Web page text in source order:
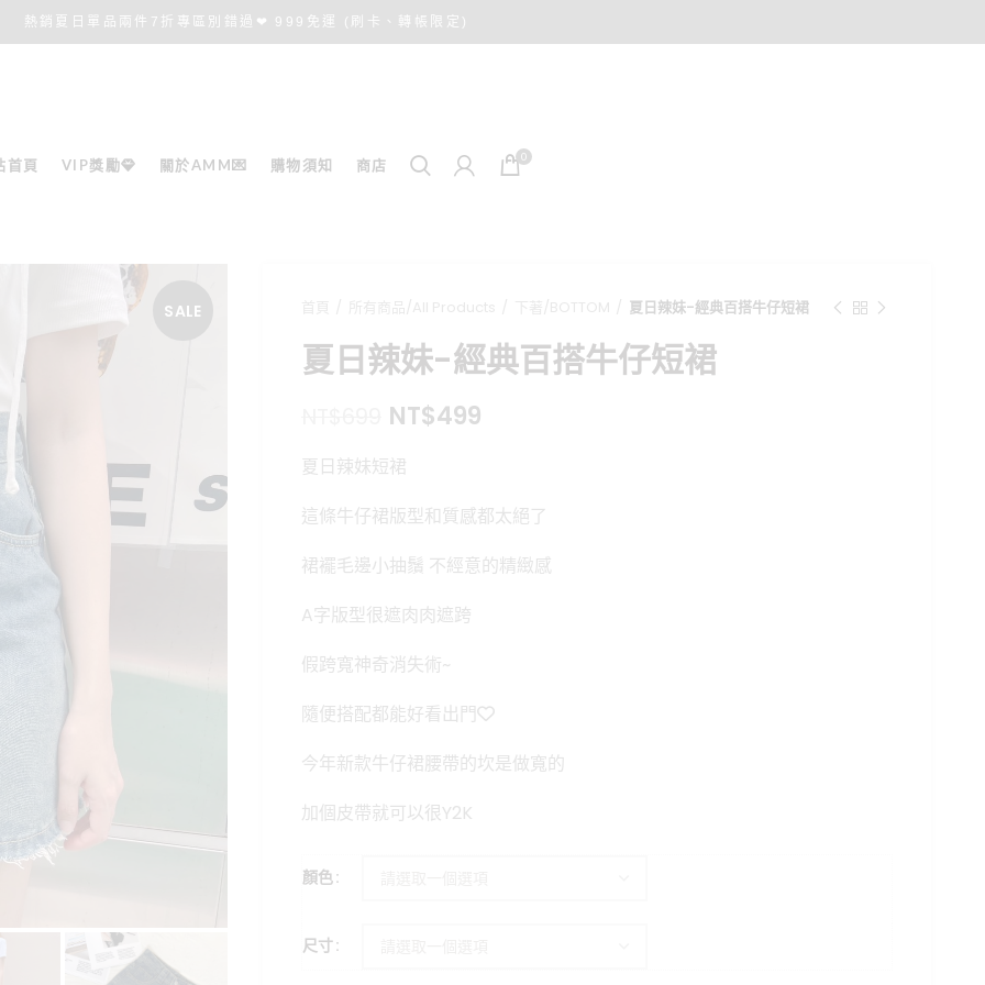
熱銷夏日單品兩件7折專區別錯過❤ 999免運 (刷卡、轉帳限定)
首頁 VIP獎勵💎 關於AMM💌 購物須知 商店 0
SALE 夏日辣妹-經典百搭牛仔短裙
夏日辣妹-經典百搭牛仔短裙
原
價
格：
NT$699。
NT$499目
格：
NT$499。
夏日辣妹短裙
這條牛仔裙版型和質感都太絕了
裙襬毛邊小抽鬚 不經意的精緻感
A字版型很遮肉肉遮跨
假跨寬神奇消失術~
隨便搭配都能好看出門❤
今年新款牛仔裙腰帶的坎是做寬的
加個皮帶就可以很Y2K
顏色
尺寸